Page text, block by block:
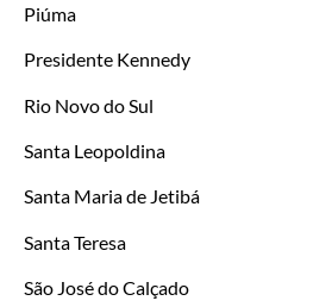
Piúma
Presidente Kennedy
Rio Novo do Sul
Santa Leopoldina
Santa Maria de Jetibá
Santa Teresa
São José do Calçado